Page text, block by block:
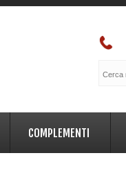
COMPLEMENTI